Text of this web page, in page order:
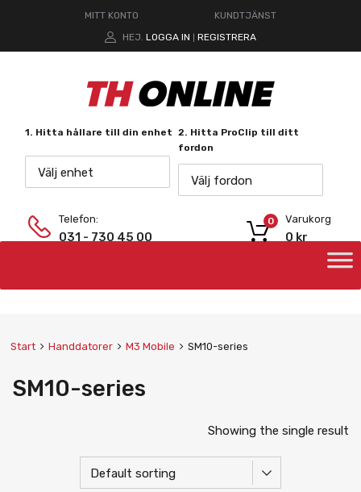
MITT KONTO
KUNDTJÄNST
HEJ. LOGGA IN REGISTRERA
1. Hitta hållare till din enhet
Välj enhet
2. Hitta ProClip till ditt
fordon
Välj fordon
Telefon:
031 - 730 45 00
Varukorg
0 kr
0
Start Handdatorer M3 Mobile SM10-series
SM10-series
Showing the single result